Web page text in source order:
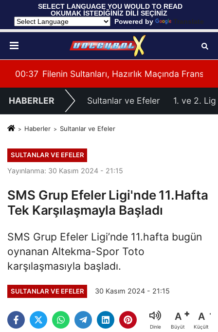
SELECT LANGUAGE YOU WOULD TO READ
OKUMAK İSTEDİĞİNİZ DİLİ SEÇİNİZ
Powered by
Translate
00:37 Filenin Sultanları, Hazırlık Maçında
HABERLER Sultanlar ve Efeler 1. ve 2. Lig
Haberler Sultanlar ve Efeler
SULTANLAR VE EFELER
Yayınlanma: 30 Kasım 2024 - 21:15
SMS Grup Efeler Ligi'nde 11.Hafta
Tek Karşılaşmayla Başladı
SMS Grup Efeler Ligi’nde 11.hafta bugün
oynanan Altekma-Spor Toto
karşılaşmasıyla başladı.
SULTANLAR VE EFELER 30 Kasım 2024 - 21:15
Dinle
A
Büyüt
A
Küçült